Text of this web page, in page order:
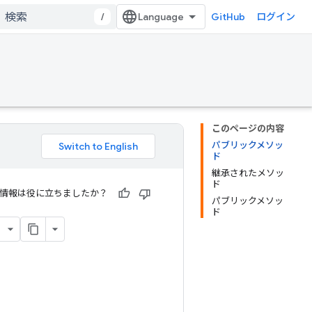
/ GitHub ログイン
このページの内容
パブリックメソッ
ド
継承されたメソッ
ド
パブリックメソッ
ド
報は役に立ちましたか？